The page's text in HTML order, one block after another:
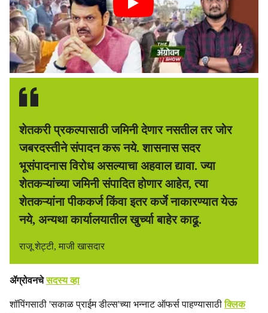
शेतकरी प्रकल्पासाठी जमिनी देणार नसतील तर जोर
जबरदस्तीने संपादन करू नये. शासनास सदर
भूसंपादनास विरोध असल्याचा अहवाल द्यावा. ज्या
शेतकऱ्यांच्या जमिनी संपादित होणार आहेत, त्या
शेतकऱ्यांना पीककर्ज किंवा इतर कर्जे नाकारण्यात येऊ
नये, अन्यथा कार्यालयातील खुर्च्या बाहेर काढू.
राजू शेट्टी, माजी खासदार
ॲग्रोवनचेसदस्य व्हा
शॉपिंगसाठी 'सकाळ प्राईम डील्स'च्या भन्नाट ऑफर्स पाहण्यासाठीक्लिक